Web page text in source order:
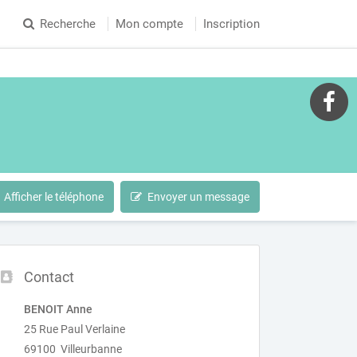
Recherche Mon compte Inscription
Afficher le téléphone Envoyer un message
Contact
BENOIT Anne
25 Rue Paul Verlaine
69100 Villeurbanne